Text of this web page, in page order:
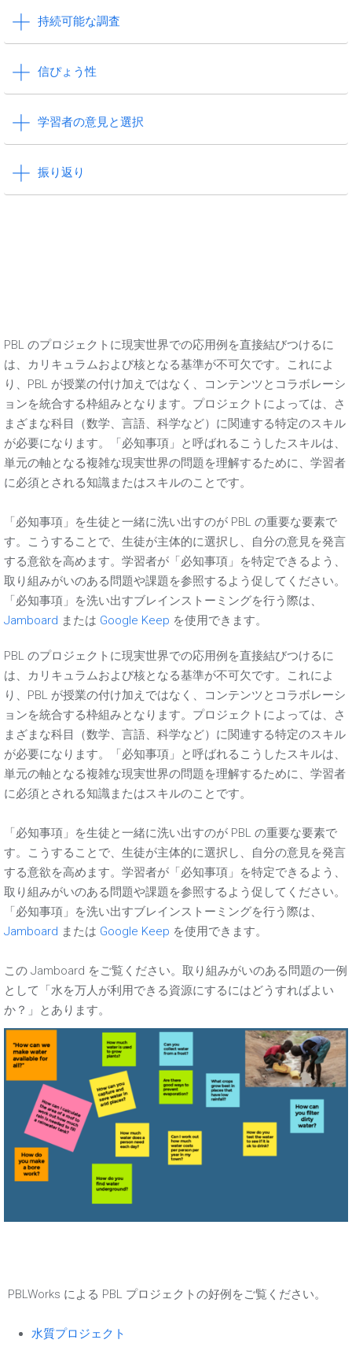
持続可能な調査
信ぴょう性
学習者の意見と選択
振り返り
PBL のプロジェクトに現実世界での応用例を直接結びつけるに
は、カリキュラムおよび核となる基準が不可欠です。これによ
り、PBL が授業の付け加えではなく、コンテンツとコラボレーシ
ョンを統合する枠組みとなります。プロジェクトによっては、さ
まざまな科目（数学、言語、科学など）に関連する特定のスキル
が必要になります。「必知事項」と呼ばれるこうしたスキルは、
単元の軸となる複雑な現実世界の問題を理解するために、学習者
に必須とされる知識またはスキルのことです。
「必知事項」を生徒と一緒に洗い出すのが PBL の重要な要素で
す。こうすることで、生徒が主体的に選択し、自分の意見を発言
する意欲を高めます。学習者が「必知事項」を特定できるよう、
取り組みがいのある問題や課題を参照するよう促してください。
「必知事項」を洗い出すブレインストーミングを行う際は、
Jamboard または Google Keep を使用できます。
PBL のプロジェクトに現実世界での応用例を直接結びつけるに
は、カリキュラムおよび核となる基準が不可欠です。これによ
り、PBL が授業の付け加えではなく、コンテンツとコラボレーシ
ョンを統合する枠組みとなります。プロジェクトによっては、さ
まざまな科目（数学、言語、科学など）に関連する特定のスキル
が必要になります。「必知事項」と呼ばれるこうしたスキルは、
単元の軸となる複雑な現実世界の問題を理解するために、学習者
に必須とされる知識またはスキルのことです。
「必知事項」を生徒と一緒に洗い出すのが PBL の重要な要素で
す。こうすることで、生徒が主体的に選択し、自分の意見を発言
する意欲を高めます。学習者が「必知事項」を特定できるよう、
取り組みがいのある問題や課題を参照するよう促してください。
「必知事項」を洗い出すブレインストーミングを行う際は、
Jamboard または Google Keep を使用できます。
この Jamboard をご覧ください。取り組みがいのある問題の一例
として「水を万人が利用できる資源にするにはどうすればよい
か？」とあります。
PBLWorks による PBL プロジェクトの好例をご覧ください。
水質プロジェクト